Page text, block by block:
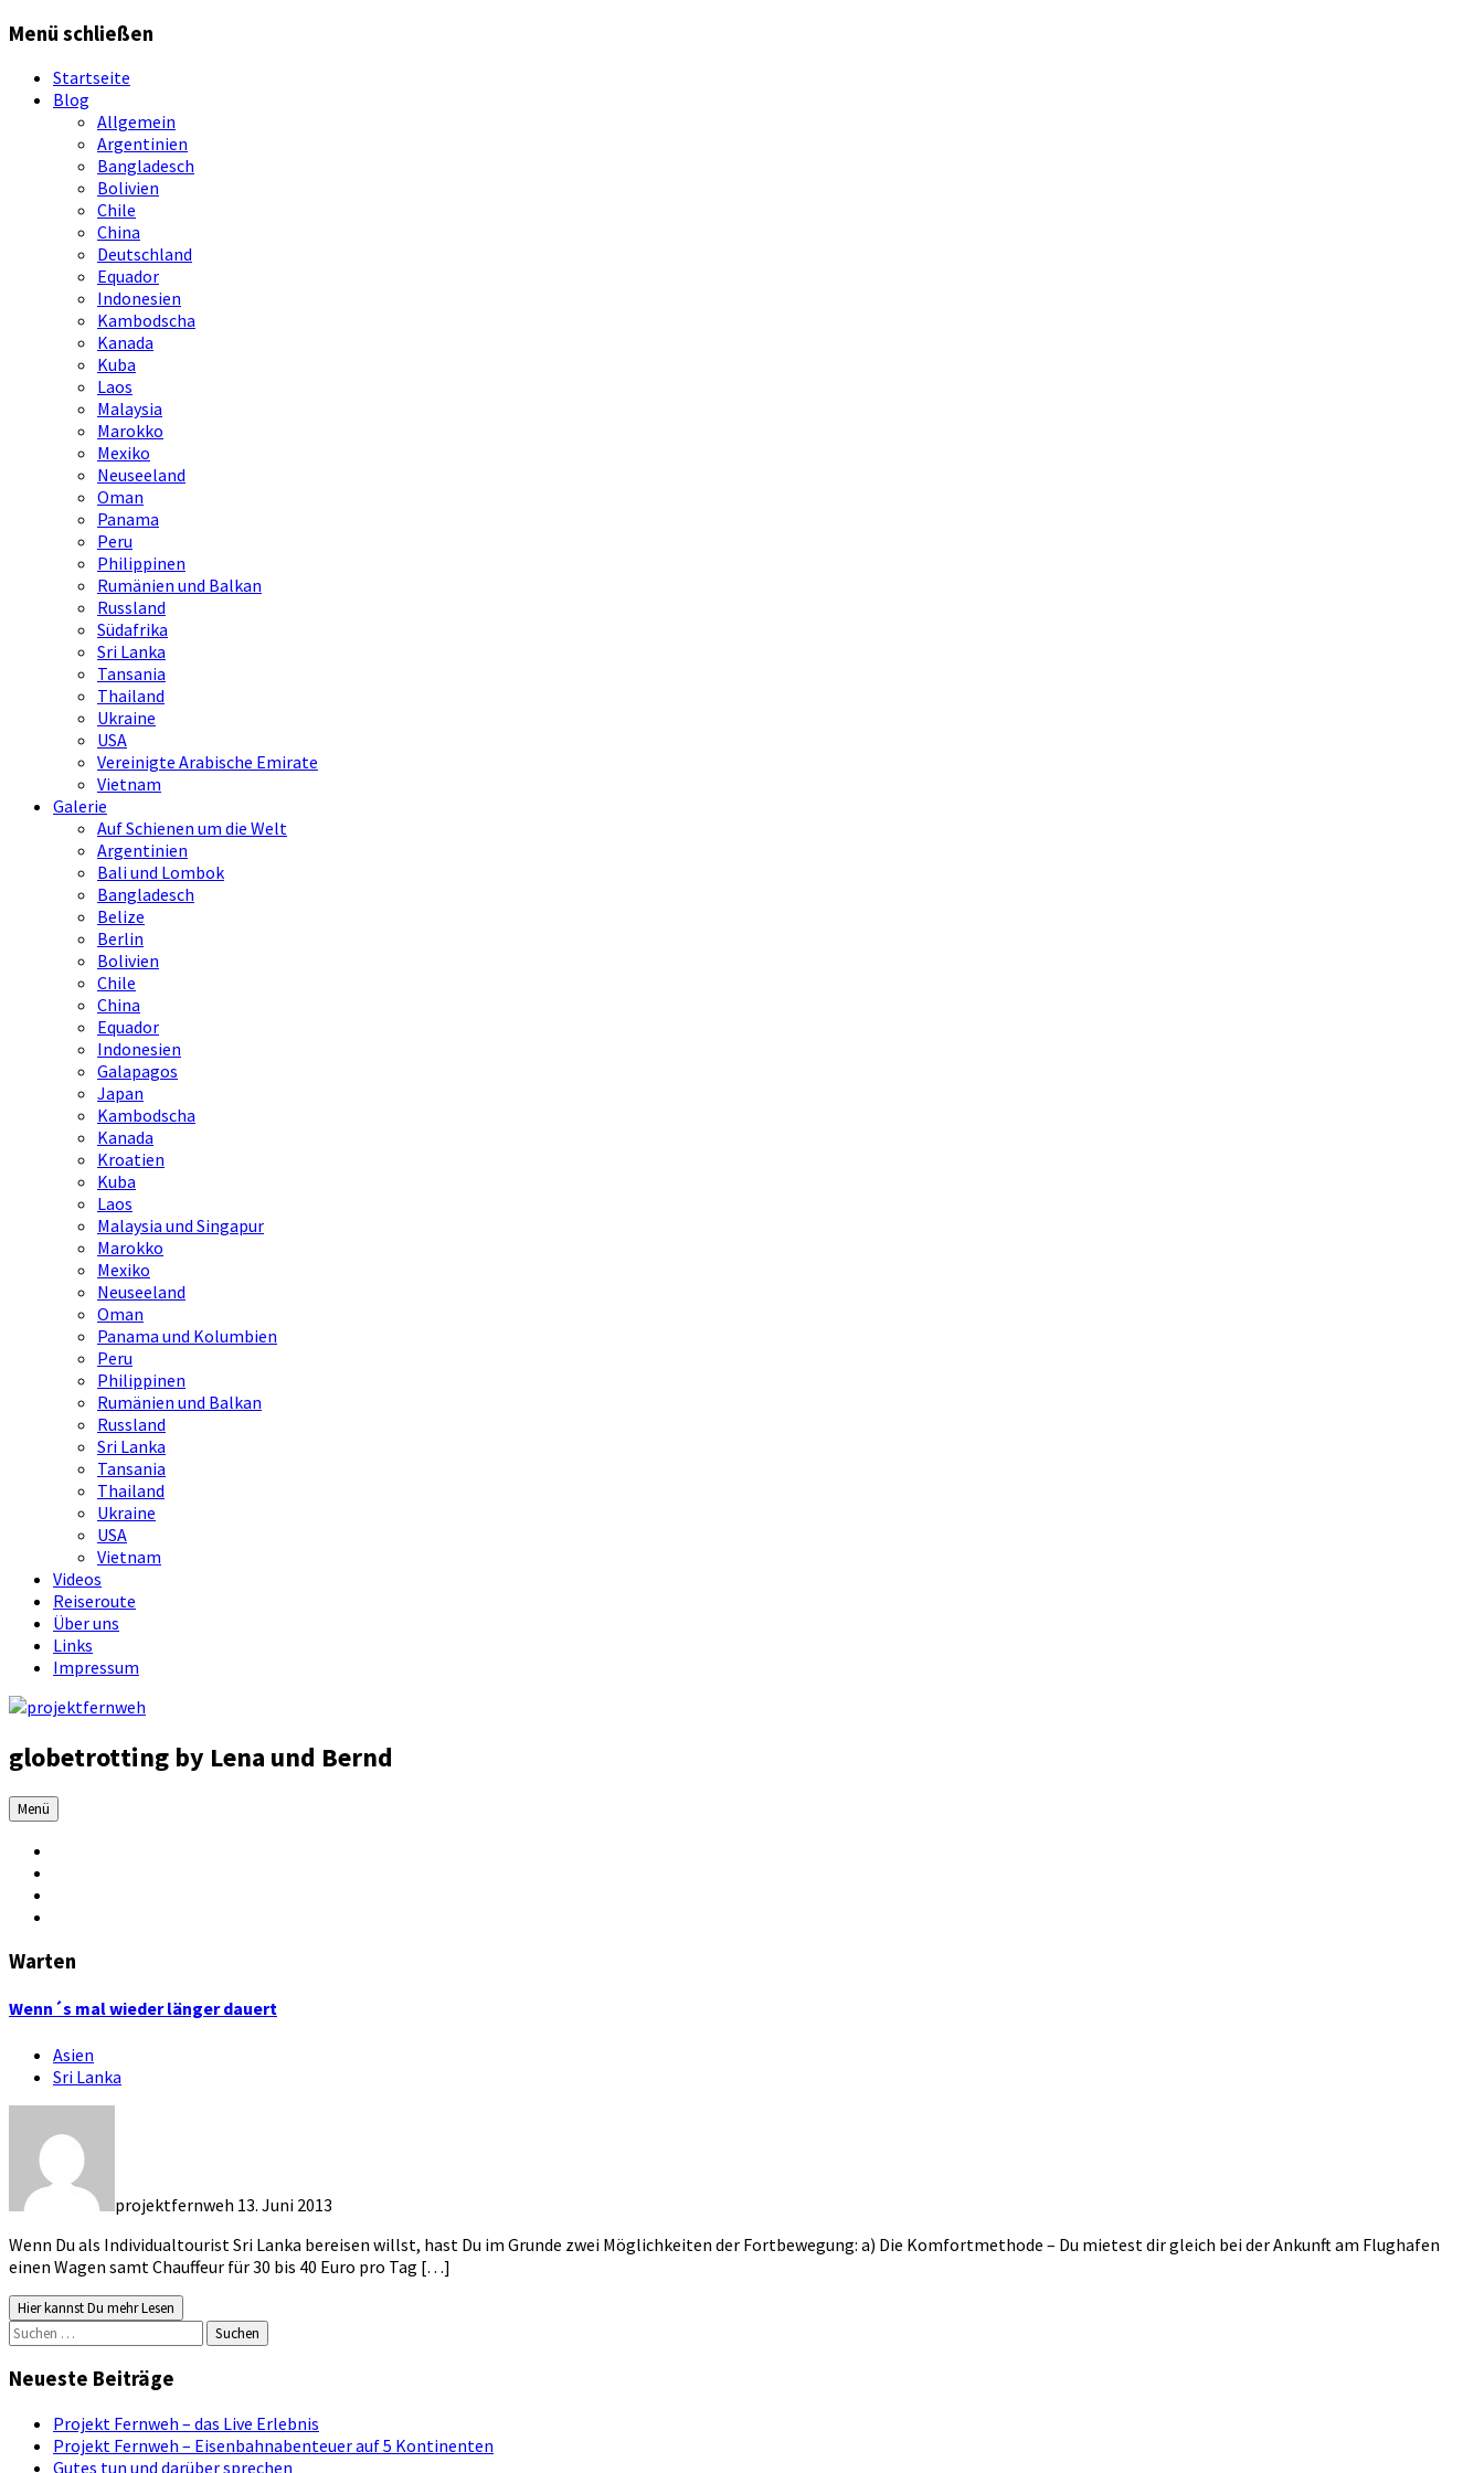
Springe
Inhalt
Menü schließen
Startseite
Blog
Allgemein
Argentinien
Bangladesch
Bolivien
Chile
China
Deutschland
Equador
Indonesien
Kambodscha
Kanada
Kuba
Laos
Malaysia
Marokko
Mexiko
Neuseeland
Oman
Panama
Peru
Philippinen
Rumänien und Balkan
Russland
Südafrika
Sri Lanka
Tansania
Thailand
Ukraine
USA
Vereinigte Arabische Emirate
Vietnam
Galerie
Auf Schienen um die Welt
Argentinien
Bali und Lombok
Bangladesch
Belize
Berlin
Bolivien
Chile
China
Equador
Indonesien
Galapagos
Japan
Kambodscha
Kanada
Kroatien
Kuba
Laos
Malaysia und Singapur
Marokko
Mexiko
Neuseeland
Oman
Panama und Kolumbien
Peru
Philippinen
Rumänien und Balkan
Russland
Sri Lanka
Tansania
Thailand
Ukraine
USA
Vietnam
Videos
Reiseroute
Über uns
Links
Impressum
globetrotting by Lena und Bernd
Menü
Warten
Wenn´s mal wieder länger dauert
Asien
Sri Lanka
projektfernweh 13. Juni 2013
Wenn Du als Individualtourist Sri Lanka bereisen willst, hast Du im Grunde zwei Möglichkeiten der Fortbewegung: a) Die Komfortmethode – Du mietest dir gleich bei der Ankunft am Flughafen
einen Wagen samt Chauffeur für 30 bis 40 Euro pro Tag […]
Hier kannst Du mehr Lesen
Suchen
nach:
Neueste Beiträge
Projekt Fernweh – das Live Erlebnis
Projekt Fernweh – Eisenbahnabenteuer auf 5 Kontinenten
Gutes tun und darüber sprechen